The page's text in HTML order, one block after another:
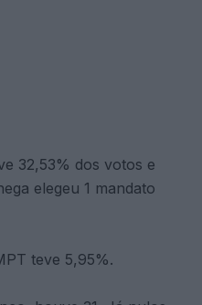
32,53% dos votos e
elegeu 1 mandato
teve 5,95%.